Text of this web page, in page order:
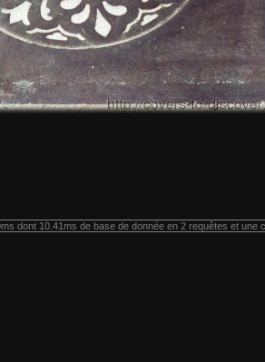
dont 10.41ms de base de donnée en 2 requêtes et une